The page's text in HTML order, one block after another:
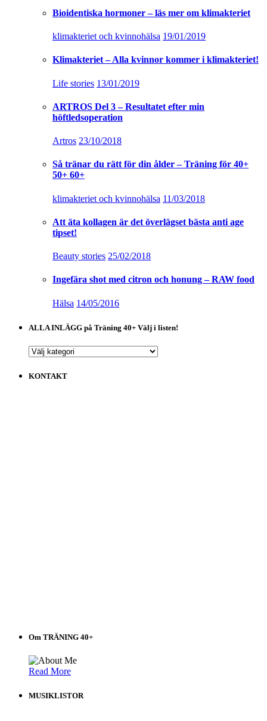
Bioidentiska hormoner – läs mer om klimakteriet
klimakteriet och kvinnohälsa 19/01/2019
Klimakteriet – Alla kvinnor kommer i klimakteriet!
Life stories 13/01/2019
ARTROS Del 3 – Resultatet efter min
höftledsoperation
Artros 23/10/2018
Så tränar du rätt för din ålder – Träning för 40+
50+ 60+
klimakteriet och kvinnohälsa 11/03/2018
Att äta kollagen är det överlägset bästa anti age
tipset!
Beauty stories 25/02/2018
Ingefära shot med citron och honung – RAW food
Hälsa 14/05/2016
ALLA INLÄGG på Träning 40+ Välj i listen!
ALLA
på
KONTAKT
Om TRÄNING 40+
Read More
MUSIKLISTOR